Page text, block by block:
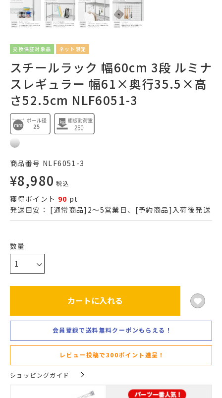
交換保証対象品 ネット限定
スチールラック 幅60cm 3段 ルミナ
スレギュラー 幅61×奥行35.5×高
さ52.5cm NLF6051-3
商品番号 NLF6051-3
¥8,980 税込
獲得ポイント 90 pt
発送目安： [通常商品]2～5営業日、[予約商品]入荷後発送
カートに入れる
会員登録で送料無料クーポンもらえる！
レビュー投稿で300ポイント進呈！
ショッピングガイド